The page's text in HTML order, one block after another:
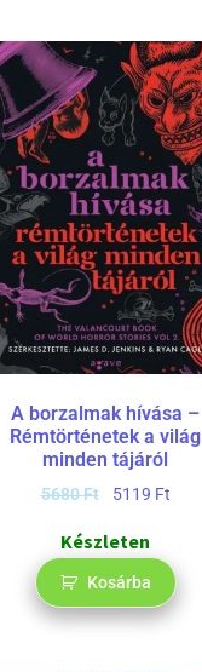
A borzalmak hívása –
Rémtörténetek a világ
minden tájáról
5680Ft 5119 Ft
Készleten
Kosárba